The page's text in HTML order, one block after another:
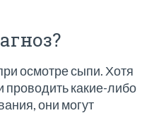
осмотре сыпи. Хотя
проводить какие-либо
они могут